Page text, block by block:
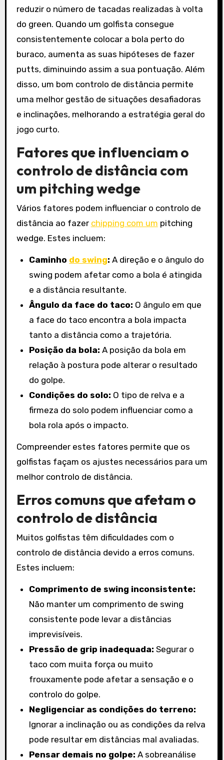
reduzir o número de tacadas realizadas à volta
do green. Quando um golfista consegue
consistentemente colocar a bola perto do
buraco, aumenta as suas hipóteses de fazer
putts, diminuindo assim a sua pontuação. Além
disso, um bom controlo de distância permite
uma melhor gestão de situações desafiadoras
e inclinações, melhorando a estratégia geral do
jogo curto.
Fatores que influenciam o
controlo de distância com
um pitching wedge
Vários fatores podem influenciar o controlo de
distância ao fazer chipping com um pitching
wedge. Estes incluem:
Caminho do swing: A direção e o ângulo do
swing podem afetar como a bola é atingida
e a distância resultante.
Ângulo da face do taco: O ângulo em que
a face do taco encontra a bola impacta
tanto a distância como a trajetória.
Posição da bola: A posição da bola em
relação à postura pode alterar o resultado
do golpe.
Condições do solo: O tipo de relva e a
firmeza do solo podem influenciar como a
bola rola após o impacto.
Compreender estes fatores permite que os
golfistas façam os ajustes necessários para um
melhor controlo de distância.
Erros comuns que afetam o
controlo de distância
Muitos golfistas têm dificuldades com o
controlo de distância devido a erros comuns.
Estes incluem:
Comprimento de swing inconsistente:
Não manter um comprimento de swing
consistente pode levar a distâncias
imprevisíveis.
Pressão de grip inadequada: Segurar o
taco com muita força ou muito
frouxamente pode afetar a sensação e o
controlo do golpe.
Negligenciar as condições do terreno:
Ignorar a inclinação ou as condições da relva
pode resultar em distâncias mal avaliadas.
Pensar demais no golpe: A sobreanálise